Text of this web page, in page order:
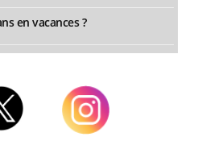
en vacances ?